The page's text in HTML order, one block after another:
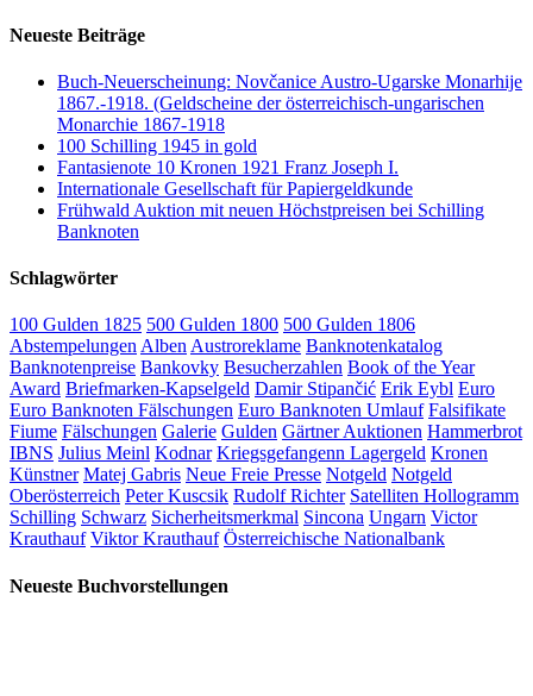
Neueste Beiträge
Buch-Neuerscheinung: Novčanice Austro-Ugarske Monarhije
1867.-1918. (Geldscheine der österreichisch-ungarischen
Monarchie 1867-1918
100 Schilling 1945 in gold
Fantasienote 10 Kronen 1921 Franz Joseph I.
Internationale Gesellschaft für Papiergeldkunde
Frühwald Auktion mit neuen Höchstpreisen bei Schilling
Banknoten
Schlagwörter
100 Gulden 1825 500 Gulden 1800 500 Gulden 1806
AbstempelungenAlbenAustroreklame Banknotenkatalog
Banknotenpreise Bankovky Besucherzahlen Book of the Year
Award Briefmarken-Kapselgeld Damir Stipančić Erik Eybl Euro
Euro Banknoten Fälschungen Euro Banknoten Umlauf Falsifikate
Fiume Fälschungen Galerie Gulden Gärtner Auktionen Hammerbrot
IBNS Julius Meinl Kodnar Kriegsgefangenn Lagergeld Kronen
Künstner Matej Gabris Neue Freie Presse Notgeld Notgeld
Oberösterreich Peter Kuscsik Rudolf Richter Satelliten Hollogramm
Schilling Schwarz Sicherheitsmerkmal Sincona Ungarn Victor
Krauthauf Viktor Krauthauf Österreichische Nationalbank
Neueste Buchvorstellungen